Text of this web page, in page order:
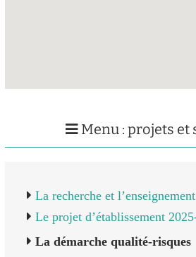
Menu : projets et
La recherche et l’enseignement
Le projet d’établissement
La démarche qualité-risques